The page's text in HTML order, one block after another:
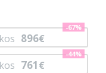
kos 761€
-44%
kos 896€
-67%